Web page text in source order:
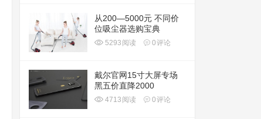
从200—5000元 不同价
位吸尘器选购宝典
5293 阅读 0评论
戴尔官网15寸大屏专场
黑五价直降2000
4713 阅读 0评论